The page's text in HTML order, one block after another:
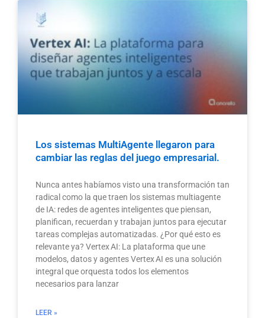
Los sistemas MultiAgente llegaron para
cambiar las reglas del juego empresarial.
Nunca antes habíamos visto una transformación tan
radical como la que traen los sistemas multiagente
de IA: redes de agentes inteligentes que piensan,
planifican, recuerdan y trabajan juntos para ejecutar
tareas complejas automatizadas. ¿Por qué esto es
relevante ya? Vertex AI: La plataforma que une
modelos, datos y agentes Vertex AI es una solución
integral que orquesta todos los elementos
necesarios para lanzar
LEER »